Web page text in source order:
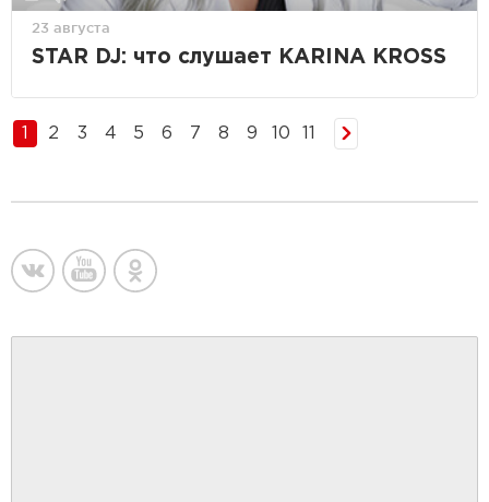
23 августа
STAR DJ: что слушает KARINA KROSS
2 3 4 5 6 7 8 9 10